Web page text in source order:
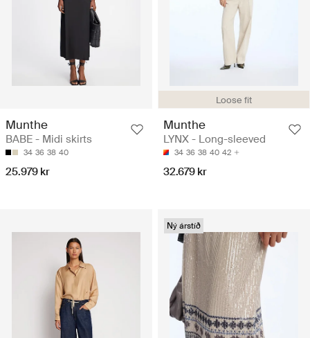
Munthe
BABE - Midi skirts
34 36 38 40
25.979 kr
Loose fit
Munthe
LYNX - Long-sleeved
34 36 38 40 42
32.679 kr
Ný árstíð